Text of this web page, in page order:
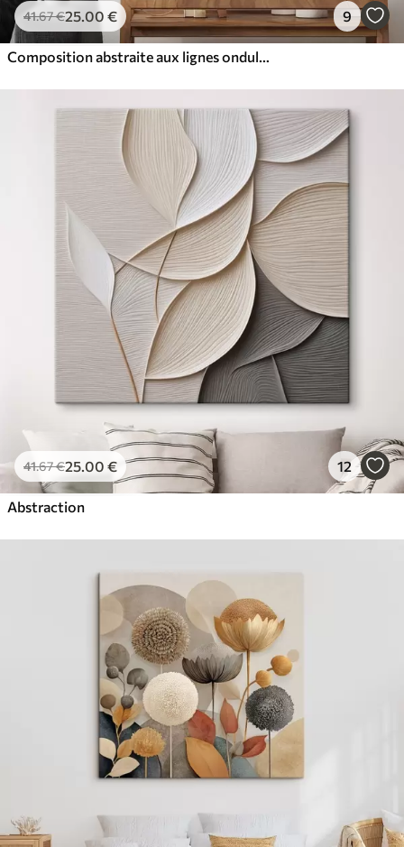
41.67€25.00 € 9
Composition abstraite aux lignes ondulées dynamiques, dans une palette de tons brun terre cuite
41.67€25.00 € 12
Abstraction